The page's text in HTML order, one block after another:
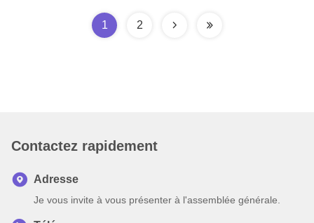
1 2
Contactez rapidement
Adresse
Je vous invite à vous présenter à l'assemblée générale.